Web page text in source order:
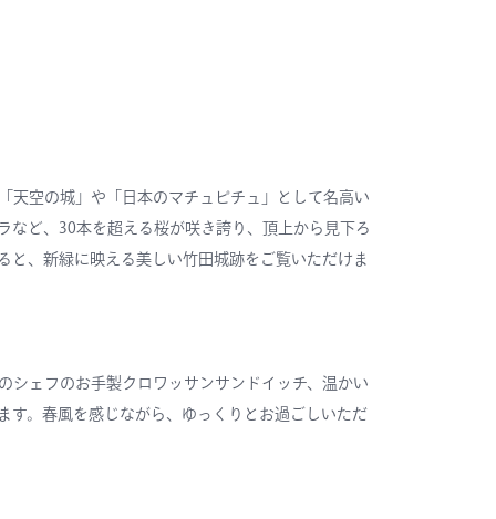
天空の城」や「日本のマチュピチュ」として名高い
など、30本を超える桜が咲き誇り、頂上から見下ろ
と、新緑に映える美しい竹田城跡をご覧いただけま
シェフのお手製クロワッサンサンドイッチ、温かい
す。春風を感じながら、ゆっくりとお過ごしいただ